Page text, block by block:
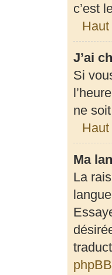
c’est
Haut
J’ai
Si
ne
Haut
Ma
La
phpBB